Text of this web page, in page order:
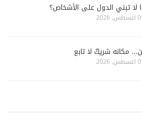
لا تبني الدول على الأشخاص؟
2026
مكانه شريكٌ لا تابع
2026